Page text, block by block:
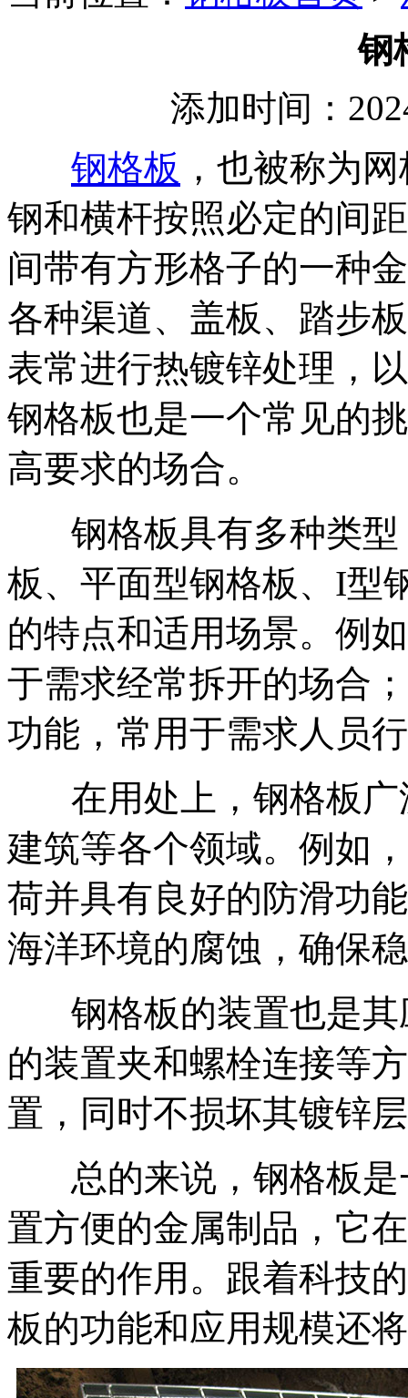
钢
添加时间：
钢格板 ，也被称为
钢和横杆按照必定的间
间带有方形格子的一种
各种渠道、盖板、踏步
表常进行热镀锌处理，
钢格板也是一个常见的
高要求的场合。
钢格板具有多种类
板、平面型钢格板、I型
的特点和适用场景。例
于需求经常拆开的场合
功能，常用于需求人员
在用处上，钢格板
建筑等各个领域。例如
荷并具有良好的防滑功
海洋环境的腐蚀，确保
钢格板的装置也是
的装置夹和螺栓连接等
置，同时不损坏其镀锌
总的来说，钢格板
置方便的金属制品，它
重要的作用。跟着科技
板的功能和应用规模还